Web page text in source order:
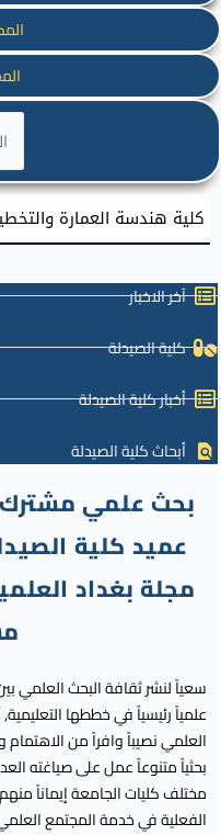
لغة
آخر الاخبار
كلية الصيدلة
أخبار كلية الصيدلة
أبحاث كلية الصيدلة
بحث علمي مشترك
عميد كلية
مجلة بغداد
سعياً لنشر ثقافة البحث العلمي
علمياً رئيسياً في خططها
العلمي نصيباً وافراً من الاهتمام
بحثياً متنوعاً عمل على صياغته
مختلف كليات الجامعة إيماناً
الفعلية في خدمة المجتمع